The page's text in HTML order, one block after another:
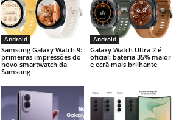
Android
Samsung Galaxy Watch 9:
primeiras impressões do
novo smartwatch da
Samsung
Android
Galaxy Watch Ultra 2 é
oficial: bateria 35% maior
e ecrã mais brilhante